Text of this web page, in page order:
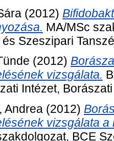
(2012)
MA/MSc
és Szeszipari
(2012)
vizsgálata.
Intézet,
Andrea (2012)
vizsgálata
BCE